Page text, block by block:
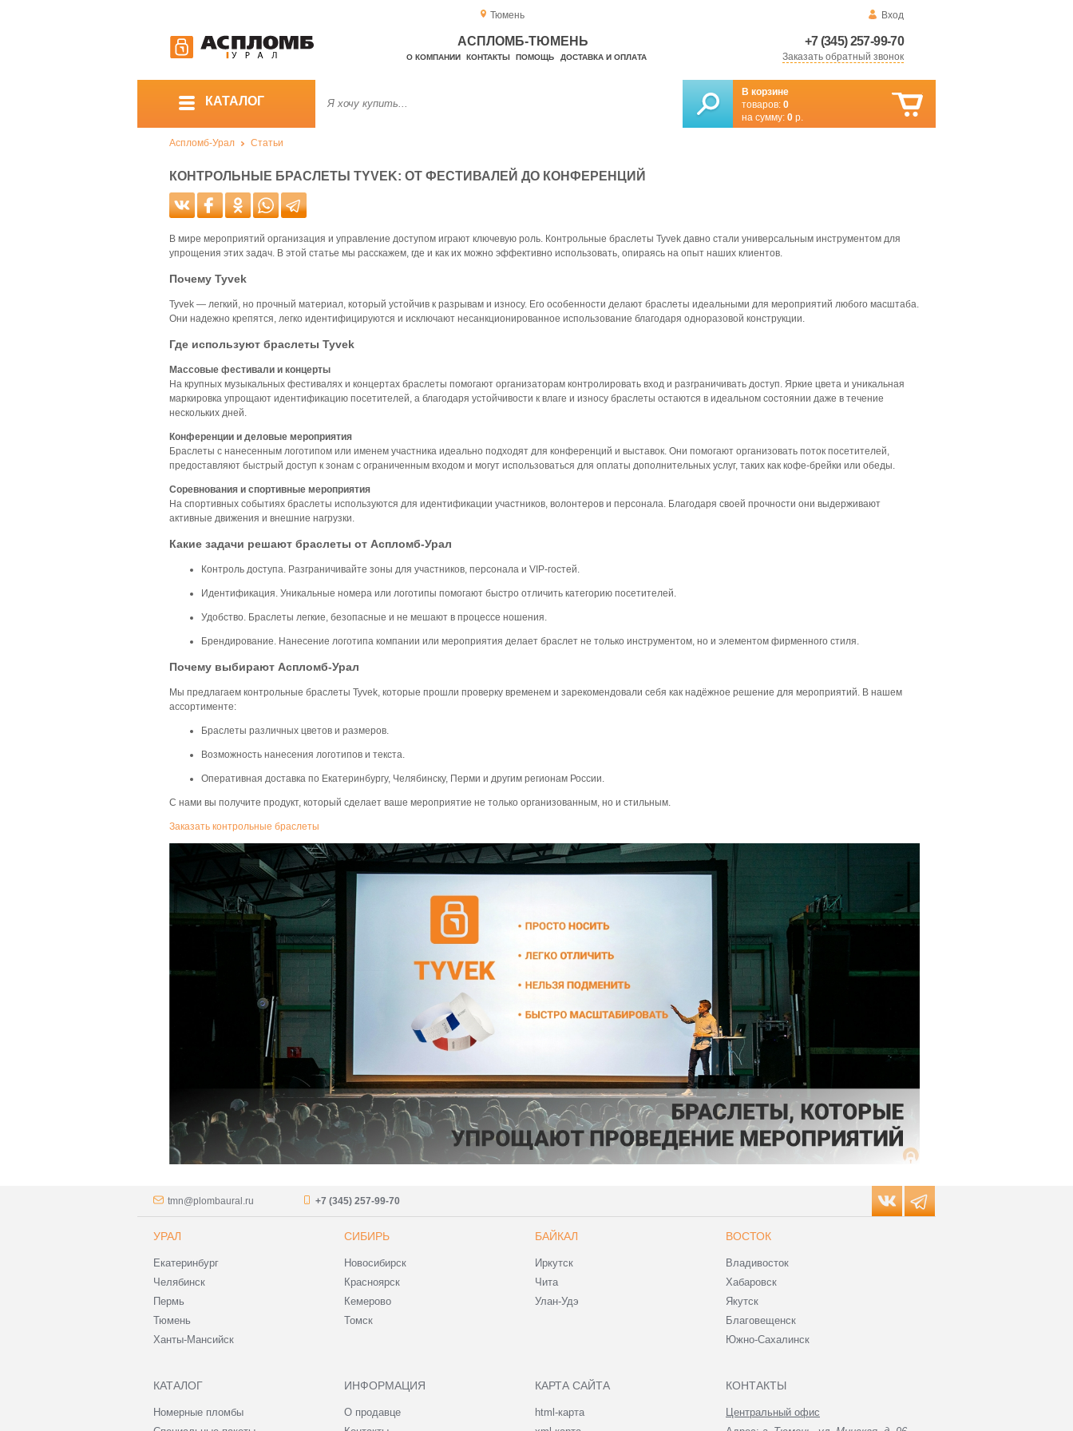
Тюмень Вход
+7 (345) 257-99-70
Заказать обратный звонок
АСПЛОМБ-ТЮМЕНЬ
О КОМПАНИИ КОНТАКТЫ ПОМОЩЬ ДОСТАВКА И ОПЛАТА
КАТАЛОГ
В корзине
товаров: 0
на сумму: 0 р.
Аспломб-Урал Статьи
КОНТРОЛЬНЫЕ БРАСЛЕТЫ TYVEK: ОТ ФЕСТИВАЛЕЙ ДО КОНФЕРЕНЦИЙ
В мире мероприятий организация и управление доступом играют ключевую роль. Контрольные браслеты Tyvek давно стали универсальным инструментом для
упрощения этих задач. В этой статье мы расскажем, где и как их можно эффективно использовать, опираясь на опыт наших клиентов.
Почему Tyvek
Tyvek — легкий, но прочный материал, который устойчив к разрывам и износу. Его особенности делают браслеты идеальными для мероприятий любого масштаба.
Они надежно крепятся, легко идентифицируются и исключают несанкционированное использование благодаря одноразовой конструкции.
Где используют браслеты Tyvek
Массовые фестивали и концерты
На крупных музыкальных фестивалях и концертах браслеты помогают организаторам контролировать вход и разграничивать доступ. Яркие цвета и уникальная
маркировка упрощают идентификацию посетителей, а благодаря устойчивости к влаге и износу браслеты остаются в идеальном состоянии даже в течение
нескольких дней.
Конференции и деловые мероприятия
Браслеты с нанесенным логотипом или именем участника идеально подходят для конференций и выставок. Они помогают организовать поток посетителей,
предоставляют быстрый доступ к зонам с ограниченным входом и могут использоваться для оплаты дополнительных услуг, таких как кофе-брейки или обеды.
Соревнования и спортивные мероприятия
На спортивных событиях браслеты используются для идентификации участников, волонтеров и персонала. Благодаря своей прочности они выдерживают
активные движения и внешние нагрузки.
Какие задачи решают браслеты от Аспломб-Урал
Контроль доступа. Разграничивайте зоны для участников, персонала и VIP-гостей.
Идентификация. Уникальные номера или логотипы помогают быстро отличить категорию посетителей.
Удобство. Браслеты легкие, безопасные и не мешают в процессе ношения.
Брендирование. Нанесение логотипа компании или мероприятия делает браслет не только инструментом, но и элементом фирменного стиля.
Почему выбирают Аспломб-Урал
Мы предлагаем контрольные браслеты Tyvek, которые прошли проверку временем и зарекомендовали себя как надёжное решение для мероприятий. В нашем
ассортименте:
Браслеты различных цветов и размеров.
Возможность нанесения логотипов и текста.
Оперативная доставка по Екатеринбургу, Челябинску, Перми и другим регионам России.
С нами вы получите продукт, который сделает ваше мероприятие не только организованным, но и стильным.
Заказать контрольные браслеты
tmn@plombaural.ru +7 (345) 257-99-70
УРАЛ
Екатеринбург
Челябинск
Пермь
Тюмень
Ханты-Мансийск
СИБИРЬ
Новосибирск
Красноярск
Кемерово
Томск
БАЙКАЛ
Иркутск
Чита
Улан-Удэ
ВОСТОК
Владивосток
Хабаровск
Якутск
Благовещенск
Южно-Сахалинск
КАТАЛОГ
Номерные пломбы
ИНФОРМАЦИЯ
О продавце
КАРТА САЙТА
html-карта
КОНТАКТЫ
Центральный офис